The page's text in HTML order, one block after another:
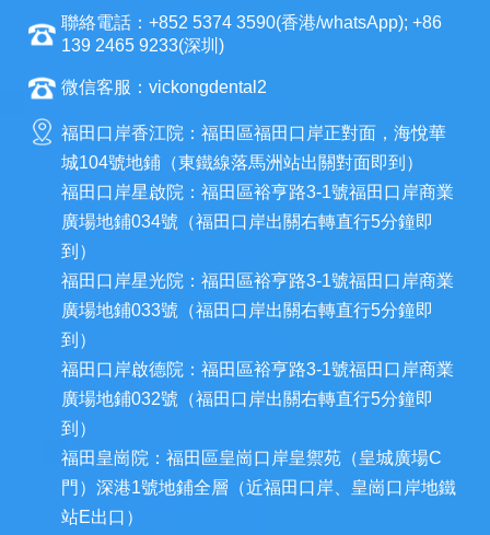
聯絡電話：+852 5374 3590(香港/whatsApp); +86
139 2465 9233(深圳)
微信客服：vickongdental2
福田口岸香江院：福田區福田口岸正對面，海悅華
城104號地鋪（東鐵線落馬洲站出關對面即到）
福田口岸星啟院：福田區裕亨路3-1號福田口岸商業
廣場地鋪034號（福田口岸出關右轉直行5分鐘即
到）
福田口岸星光院：福田區裕亨路3-1號福田口岸商業
廣場地鋪033號（福田口岸出關右轉直行5分鐘即
到）
福田口岸啟德院：福田區裕亨路3-1號福田口岸商業
廣場地鋪032號（福田口岸出關右轉直行5分鐘即
到）
福田皇崗院：福田區皇崗口岸皇禦苑（皇城廣場C
門）深港1號地鋪全層（近福田口岸、皇崗口岸地鐵
站E出口）